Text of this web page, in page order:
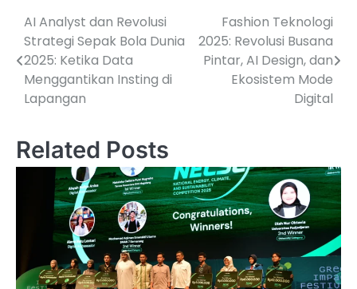
Post
navigation
AI Analyst dan Revolusi
Strategi Sepak Bola Dunia
2025: Ketika Data
Menggantikan Insting di
Lapangan
Fashion Teknologi
2025: Revolusi Busana
Pintar, AI Design, dan
Ekosistem Mode
Digital
Related Posts